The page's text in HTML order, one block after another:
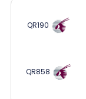
QR190
QR858